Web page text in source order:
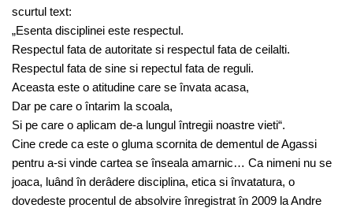
scurtul text:
„Esenta disciplinei este respectul.
Respectul fata de autoritate si respectul fata de ceilalti.
Respectul fata de sine si repectul fata de reguli.
Aceasta este o atitudine care se învata acasa,
Dar pe care o întarim la scoala,
Si pe care o aplicam de-a lungul întregii noastre vieti“.
Cine crede ca este o gluma scornita de dementul de Agassi
pentru a-si vinde cartea se înseala amarnic… Ca nimeni nu se
joaca, luând în derâdere disciplina, etica si învatatura, o
dovedeste procentul de absolvire înregistrat în 2009 la Andre